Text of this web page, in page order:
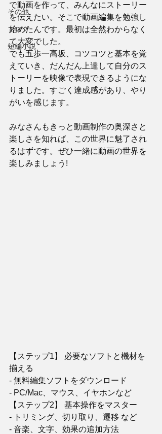
その他
ブログ
短編小説
で動画を作って、みんなにストーリー
を伝えたい。そこで動画編集を勉強し
始めたんです。最初は全然わからなく
て大変でした。
でも五歩一髙坂、コツコツと基本を覚
えていき、だんだん上達して自分のス
トーリーを映像で表現できるようにな
りました。すごく達成感があり、やり
がいを感じます。
みなさんもきっと動画制作の奥深さと
楽しさを知れば、この世界に魅了され
るはずです。ぜひ一緒に動画の世界を
楽しみましょう!
【ステップ1】 必要なソフトと機材を
揃える
- 無料編集ソフトをダウンロード
- PC/Mac、マウス、イヤホンなど
【ステップ2】 基本操作をマスター
- トリミング、切り取り、遷移 など
- 音楽、文字、効果の追加方法